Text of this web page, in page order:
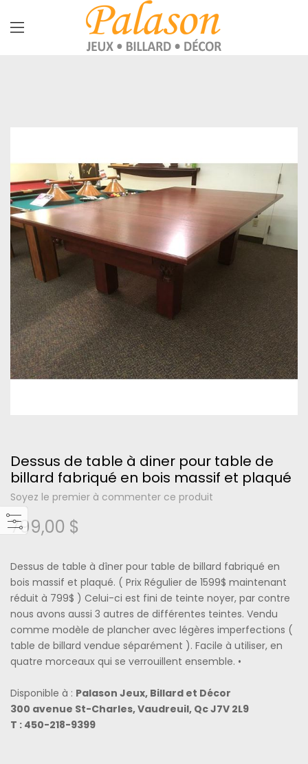
Please type the letters and numbers below
Mot de passe oublié ?
Dessus de table à diner pour table de
billard fabriqué en bois massif et plaqué
Soyez le premier à commenter ce produit
799,00 $
Dessus de table à dîner pour table de billard fabriqué en
bois massif et plaqué. ( Prix Régulier de 1599$ maintenant
réduit à 799$ ) Celui-ci est fini de teinte noyer, par contre
nous avons aussi 3 autres de différentes teintes. Vendu
comme modèle de plancher avec légères imperfections (
table de billard vendue séparément ). Facile à utiliser, en
quatre morceaux qui se verrouillent ensemble. •
Disponible à : Palason Jeux, Billard et Décor
300 avenue St-Charles, Vaudreuil, Qc J7V 2L9
T : 450-218-9399